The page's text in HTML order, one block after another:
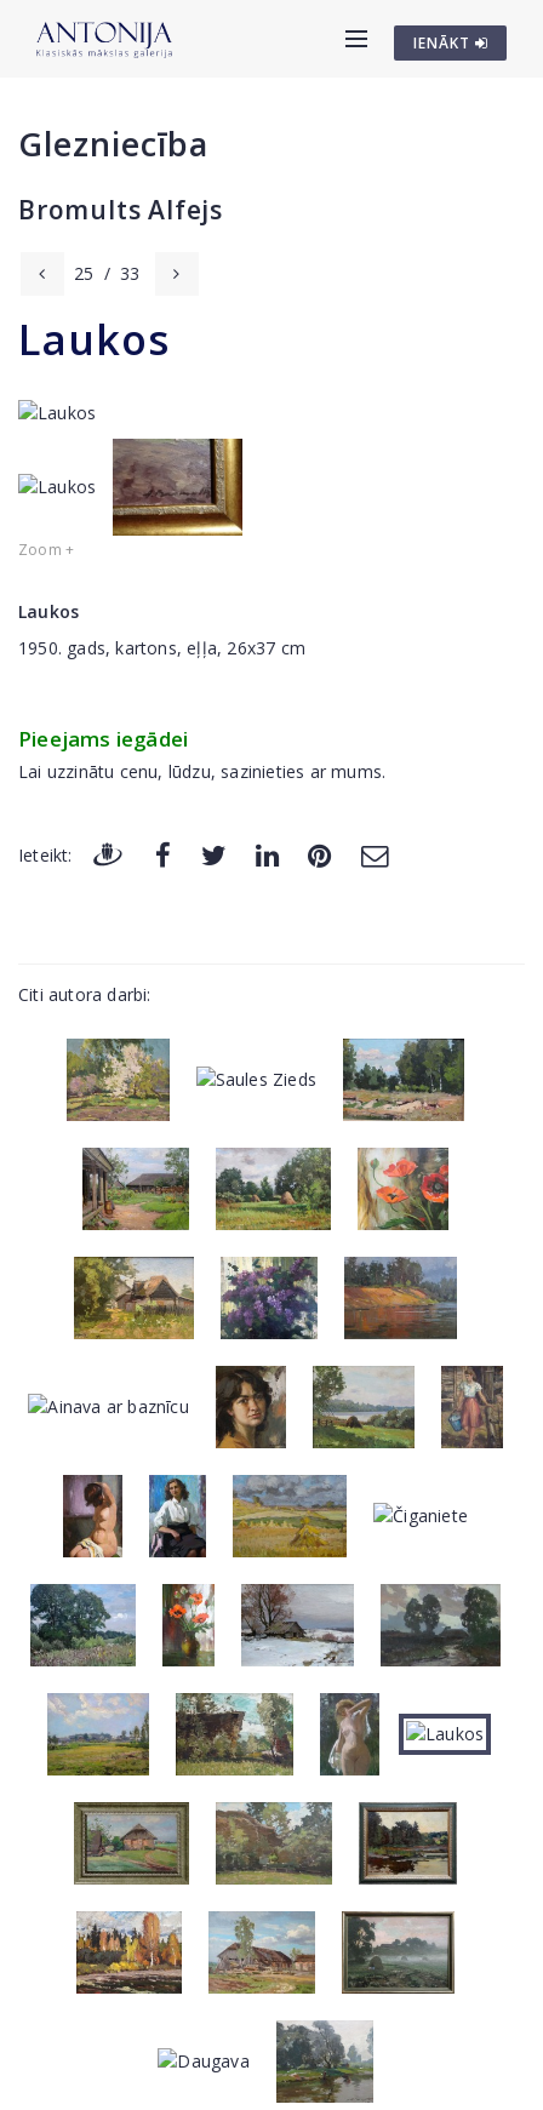
IENĀKT
Glezniecība
Bromults Alfejs
25 / 33
Laukos
Zoom +
Laukos
1950. gads, kartons, eļļa, 26x37 cm
Pieejams iegādei
Lai uzzinātu cenu, lūdzu, sazinieties ar mums.
Ieteikt:
Citi autora darbi: